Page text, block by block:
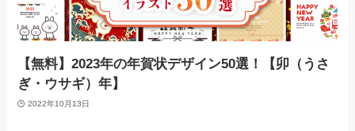
【無料】2023年の年賀状デザイン50選！【卯（うさ
ぎ・ウサギ）年】
2022年10月13日